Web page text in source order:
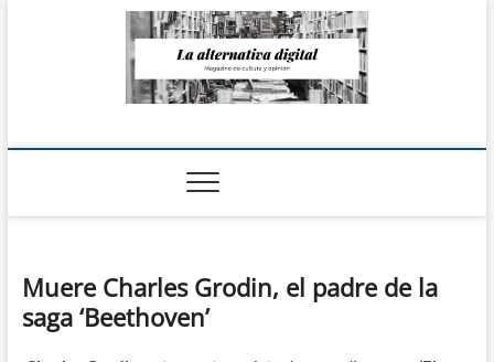
La Alternativa
Muere Charles Grodin, el padre de la
saga ‘Beethoven’